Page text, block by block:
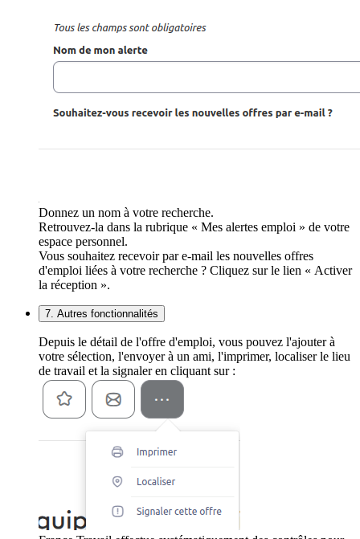
Donnez un nom à votre recherche.
Retrouvez-la dans la rubrique « Mes alertes emploi » de votre
espace personnel.
Vous souhaitez recevoir par e-mail les nouvelles offres
d'emploi liées à votre recherche ? Cliquez sur le lien « Activer
la réception ».
7. Autres fonctionnalités
Depuis le détail de l'offre d'emploi, vous pouvez l'ajouter à
votre sélection, l'envoyer à un ami, l'imprimer, localiser le lieu
de travail et la signaler en cliquant sur :